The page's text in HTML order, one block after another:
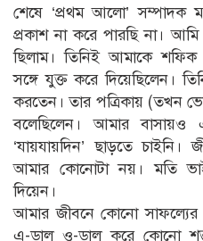
শেষে ‘প্রথম আলো’ সম্পাদক
প্রকাশ না করে পারছি না।
ছিলাম। তিনিই আমাকে শফিক
সঙ্গে যুক্ত করে দিয়েছিলেন।
করতেন। তার পত্রিকায় (তখন
বলেছিলেন। আমার বাসায়ও
‘যায়যায়দিন’ ছাড়তে
আমার কোনোটা নয়। মতি
দিয়েন।
আমার জীবনে কোনো সাফল্যের
এ-ডাল ও-ডাল করে কোনো